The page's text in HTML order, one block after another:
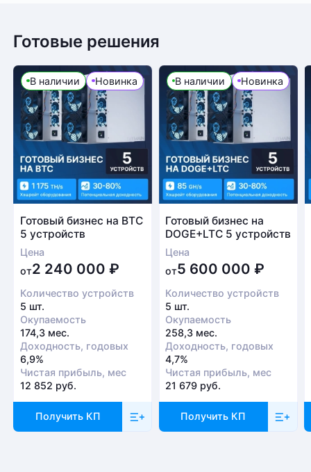
Готовые решения
В наличии Новинка
Готовый бизнес на BTC
5 устройств
Цена
от2 240 000 ₽
Количество устройств
5 шт.
Окупаемость
174,3 мес.
Доходность, годовых
6,9%
Чистая прибыль, мес
12 852 руб.
Получить КП
В наличии Новинка
Готовый бизнес на
DOGE+LTC 5 устройств
Цена
от5 600 000₽
Количество устройств
5 шт.
Окупаемость
258,3 мес.
Доходность, годовых
4,7%
Чистая прибыль, мес
21 679 руб.
Получить КП